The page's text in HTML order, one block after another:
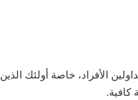
الأفراد، خاصة أولئك الذين
كافية.